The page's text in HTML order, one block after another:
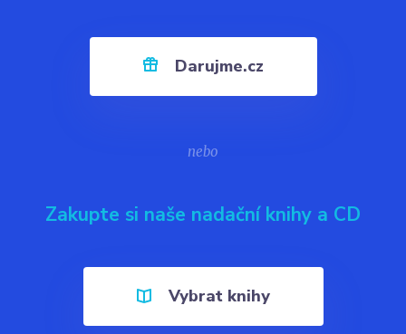
Darujme.cz
nebo
Zakupte si naše nadační knihy a CD
Vybrat knihy